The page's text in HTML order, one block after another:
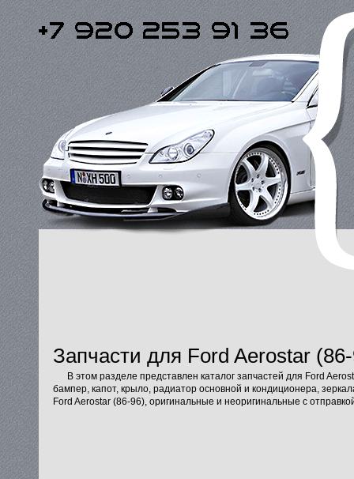
Запчасти для Ford Aerostar
В этом разделе представлен каталог запчастей для Ford
бампер, капот, крыло, радиатор основной и кондиционера,
Ford Aerostar (86-96), оригинальные и неоригинальные с